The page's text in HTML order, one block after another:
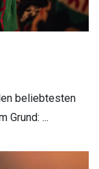
beliebtesten
Grund: ...